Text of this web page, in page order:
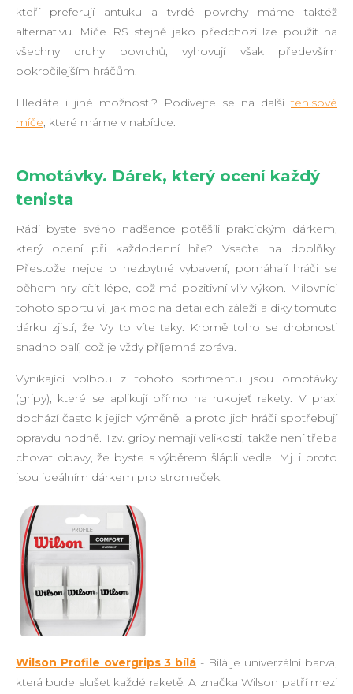
kteří preferují antuku a tvrdé povrchy máme taktéž
alternativu. Míče RS stejně jako předchozí lze použít na
všechny druhy povrchů, vyhovují však především
pokročilejším hráčům.
Hledáte i jiné možnosti? Podívejte se na dalšítenisové
míče, které máme v nabídce.
Omotávky. Dárek, který ocení každý
tenista
Rádi byste svého nadšence potěšili praktickým dárkem,
který ocení při každodenní hře? Vsaďte na doplňky.
Přestože nejde o nezbytné vybavení, pomáhají hráči se
během hry cítit lépe, což má pozitivní vliv výkon. Milovníci
tohoto sportu ví, jak moc na detailech záleží a díky tomuto
dárku zjistí, že Vy to víte taky. Kromě toho se drobnosti
snadno balí, což je vždy příjemná zpráva.
Vynikající volbou z tohoto sortimentu jsou omotávky
(gripy), které se aplikují přímo na rukojeť rakety. V praxi
dochází často k jejich výměně, a proto jich hráči spotřebují
opravdu hodně. Tzv. gripy nemají velikosti, takže není třeba
chovat obavy, že byste s výběrem šlápli vedle. Mj. i proto
jsou ideálním dárkem pro stromeček.
Wilson Profile overgrips 3 bílá - Bílá je univerzální barva,
která bude slušet každé raketě. A značka Wilson patří mezi